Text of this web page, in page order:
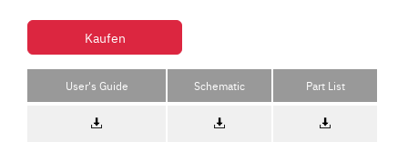
Kaufen
User's Guide Schematic Part List